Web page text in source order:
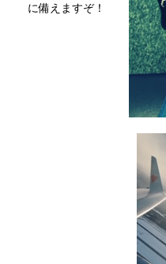
に備えますぞ！